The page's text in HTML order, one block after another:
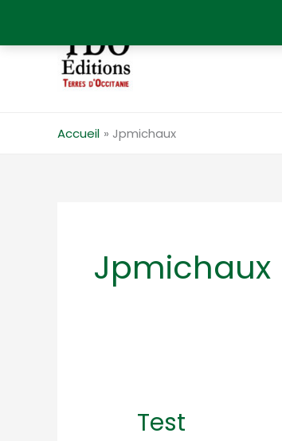
Accueil Jpmichaux
Jpmichaux
Test